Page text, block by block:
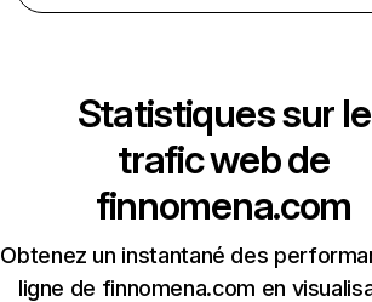
Statistiques sur le
trafic web de
finnomena.com
Obtenez un instantané des
ligne de finnomena.com en